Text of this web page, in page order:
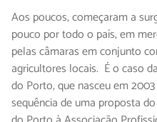
Aos poucos, começaram a
pouco por todo o país, em
pelas câmaras em conjunto
agricultores locais. É o caso
do Porto, que nasceu em
sequência de uma proposta